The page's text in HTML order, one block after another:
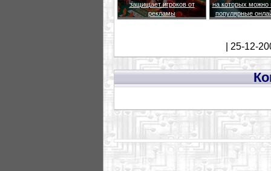
защищает игроков от
рекламы
на которых можно
популярные
| 25-12-